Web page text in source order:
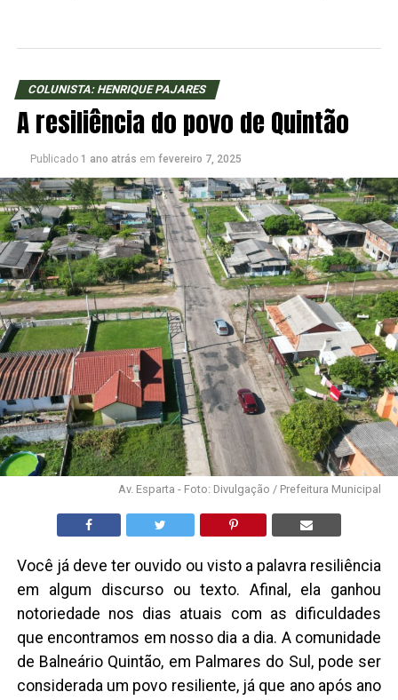
COLUNISTA: HENRIQUE PAJARES
A resiliência do povo de Quintão
Publicado 1 ano atrás em fevereiro 7, 2025
Av. Esparta - Foto: Divulgação / Prefeitura Municipal
Você já deve ter ouvido ou visto a palavra resiliência
em algum discurso ou texto. Afinal, ela ganhou
notoriedade nos dias atuais com as dificuldades
que encontramos em nosso dia a dia. A comunidade
de Balneário Quintão, em Palmares do Sul, pode ser
considerada um povo resiliente, já que ano após ano